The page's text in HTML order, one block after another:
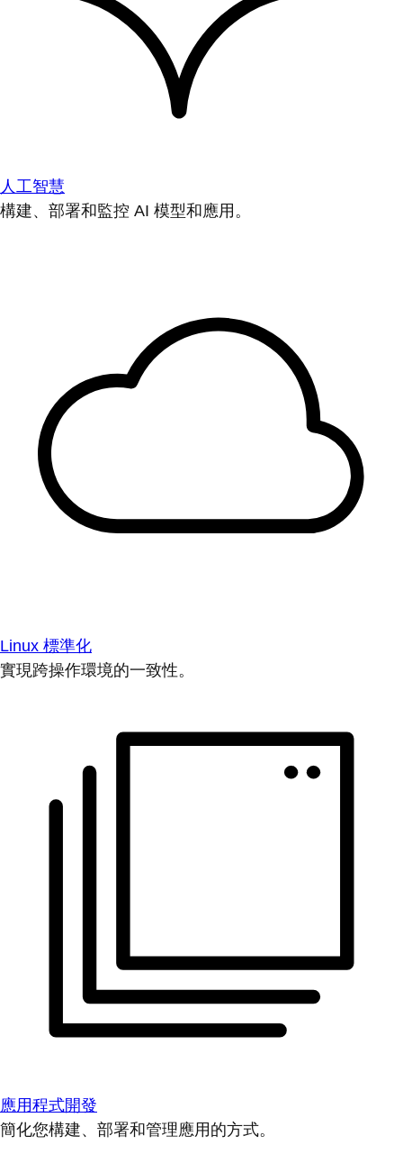
人工智慧
構建、部署和監控 AI 模型和應用。
Linux 標準化
實現跨操作環境的一致性。
應用程式開發
簡化您構建、部署和管理應用的方式。